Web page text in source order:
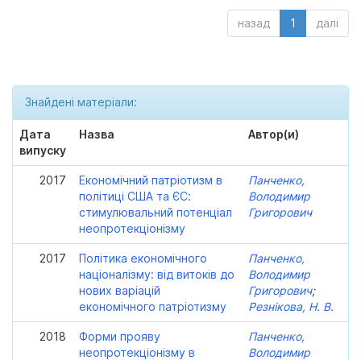
назад 1 далі
Знайдені матеріали:
Дата
випуску
Назва Автор(и)
2017
Економічний патріотизм в
політиці США та ЄС:
стимулювальний потенціал
неопротекціонізму
Панченко,
Володимир
Григорович
2017
Політика економічного
націоналізму: від витоків до
нових варіацій
економічного патріотизму
Панченко,
Володимир
Григорович;
Резнікова, Н. В.
2018
Форми прояву
неопротекціонізму в
Панченко,
Володимир